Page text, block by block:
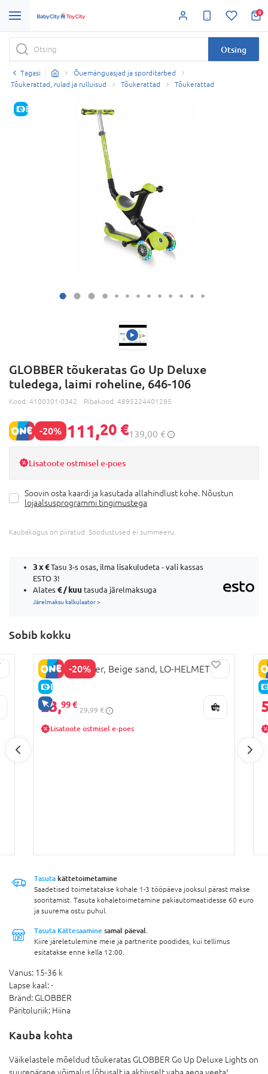
0
Otsing
Tagasi
Õuemänguasjad ja sporditarbed
Tõukerattad, rulad ja rulluisud
Tõukerattad Tõukerattad
E-HIND
GLOBBER tõukeratas Go Up Deluxe
tuledega, laimi roheline, 646-106
Kood: 4100301-0342 Ribakood: 4895224401285
-20% 111,20 €139,00 €
Lisatoote ostmisel e-poes
Soovin osta kaardi ja kasutada allahindlust kohe. Nõustun
lojaalsusprogrammi tingimustega
Kaubakogus on piiratud. Soodustused ei summeeru.
3 x€Tasu 3-s osas, ilma lisakuludeta - vali kassas
ESTO 3!
Alates € / kuu tasuda järelmaksuga
Järelmaksu kalkulaator >
Sobib kokku
-20%
E-HIND
AINULT VEEBIS
LIONELO kiiver, Beige sand, LO-HELMET
23,99 €
29,99 €
Lisatoote ostmisel e-poes
Tasuta kättetoimetamine
Saadetised toimetatakse kohale 1-3 tööpäeva jooksul pärast makse
sooritamist. Tasuta kohaletoimetamine pakiautomaatidesse 60 euro
ja suurema ostu puhul.
Tasuta Kättesaamine samal päeval.
Kiire järeletulemine meie ja partnerite poodides, kui tellimus
esitatakse enne kella 12:00.
Vanus: 15-36 k
Lapse kaal:-
Bränd: GLOBBER
Päritoluriik: Hiina
Kauba kohta
Väikelastele mõeldud tõukeratas GLOBBER Go Up Deluxe Lights on
suurepärane võimalus lõbusalt ja aktiivselt vaba aega veeta!